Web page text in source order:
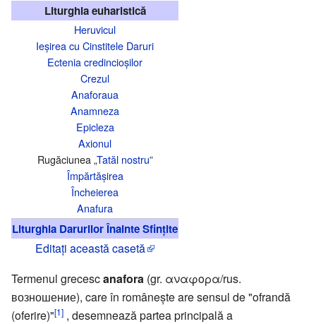
Liturghia euharistică
Heruvicul
Ieșirea cu Cinstitele Daruri
Ectenia credincioșilor
Crezul
Anaforaua
Anamneza
Epicleza
Axionul
Rugăciunea „Tatăl nostru”
Împărtășirea
Încheierea
Anafura
Liturghia Darurilor Înainte Sfințite
Editați această casetă
Termenul grecescanafora (gr. αναφορα/rus.
возношение), care în româneşte are sensul de "ofrandă
(oferire)"[1] , desemnează partea principală a